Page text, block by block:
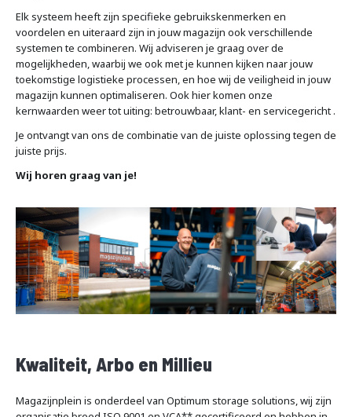
Elk systeem heeft zijn specifieke gebruikskenmerken en
voordelen en uiteraard zijn in jouw magazijn ook verschillende
systemen te combineren. Wij adviseren je graag over de
mogelijkheden, waarbij we ook met je kunnen kijken naar jouw
toekomstige logistieke processen, en hoe wij de veiligheid in jouw
magazijn kunnen optimaliseren. Ook hier komen onze
kernwaarden weer tot uiting: betrouwbaar, klant- en servicegericht .
Je ontvangt van ons de combinatie van de juiste oplossing tegen de
juiste prijs.
Wij horen graag van je!
Kwaliteit, Arbo en Millieu
Magazijnplein is onderdeel van Optimum storage solutions, wij zijn